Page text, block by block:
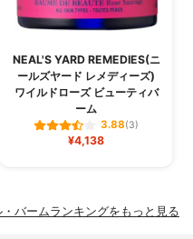
NEAL'S YARD REMEDIES(ニ
ールズヤード レメディーズ)
ワイルドローズ ビューティバ
ーム
3.88(3)
¥4,138
バームランキングをもっと見る